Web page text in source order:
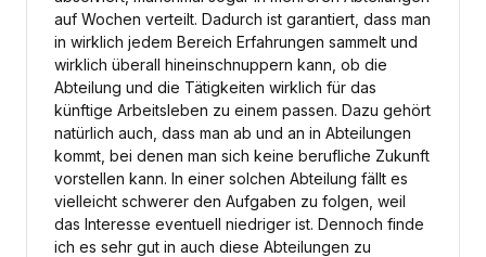
auf Wochen verteilt. Dadurch ist garantiert, dass man
in wirklich jedem Bereich Erfahrungen sammelt und
wirklich überall hineinschnuppern kann, ob die
Abteilung und die Tätigkeiten wirklich für das
künftige Arbeitsleben zu einem passen. Dazu gehört
natürlich auch, dass man ab und an in Abteilungen
kommt, bei denen man sich keine berufliche Zukunft
vorstellen kann. In einer solchen Abteilung fällt es
vielleicht schwerer den Aufgaben zu folgen, weil
das Interesse eventuell niedriger ist. Dennoch finde
ich es sehr gut in auch diese Abteilungen zu